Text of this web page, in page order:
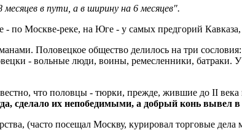
в пути, а в ширину на 6 месяцев".
по Москве-реке, на Юге - у самых предгорий
Половецкое общество делилось на три
- вольные люди, воины, ремесленники, батраки. У
что половцы - тюрки, прежде, жившие до II
сделало их непобедимыми, а добрый конь вывел
(часто посещал Москву, курировал торговые